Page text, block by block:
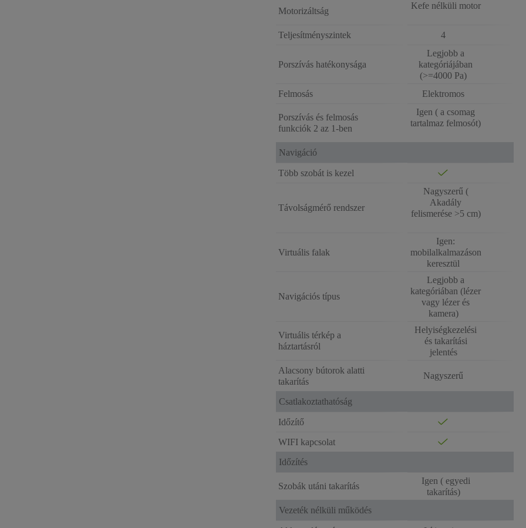
Motorizáltság
Kefe nélküli motor
Teljesítményszintek 4
Porszívás hatékonysága
Legjobb a
kategóriájában
(>=4000 Pa)
Felmosás
Elektromos
Porszívás és felmosás
funkciók 2 az 1-ben
Igen ( a csomag
tartalmaz felmosót)
Navigáció
Több szobát is kezel
Távolságmérő rendszer
Nagyszerű (
Akadály
felismerése >5 cm)
Virtuális falak
Igen:
mobilalkalmazáson
keresztül
Navigációs típus
Legjobb a
kategóriában (lézer
vagy lézer és
kamera)
Virtuális térkép a
háztartásról
Helyiségkezelési
és takarítási
jelentés
Alacsony bútorok alatti
takarítás
Nagyszerű
Csatlakoztathatóság
Időzítő
WIFI kapcsolat
Időzítés
Szobák utáni takarítás
Igen ( egyedi
takarítás)
Vezeték nélküli működés